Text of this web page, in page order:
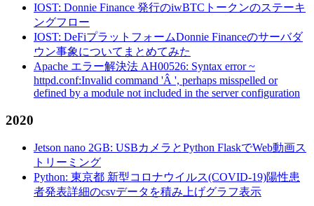
IOST: Donnie Finance 発行のiwBTCトークンのステーキ
ングフロー
IOST: DeFiプラットフォームDonnie Financeのサーバダ
ウン事象についてまとめてみた
Apache エラー解決法 AH00526: Syntax error ~
httpd.conf:Invalid command 'Â ', perhaps misspelled or
defined by a module not included in the server configuration
2020
Jetson nano 2GB: USBカメラとPython FlaskでWeb動画ス
トリーミング
Python: 東京都 新型コロナウイルス(COVID-19)陽性患
者発表詳細のcsvデータを積み上げグラフ表示